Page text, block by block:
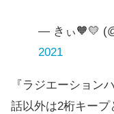
— きぃ🧡💛
2021
『ラジエーション
話以外は2桁キープ